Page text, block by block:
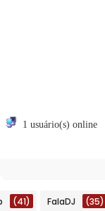
1 usuário(s) online
(41) FalaDJ (35)